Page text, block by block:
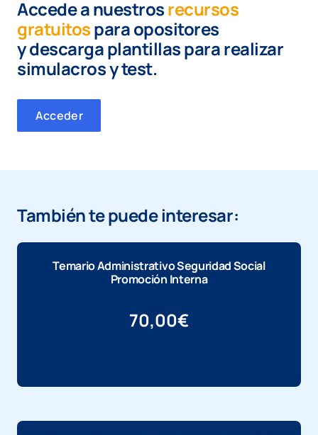
Accede a nuestrosrecursos
gratuitospara opositores
ydescarga plantillas para realizar
simulacros y test.
Acceder
También te puede interesar:
Temario Administrativo Seguridad Social
Promoción Interna
70,00€